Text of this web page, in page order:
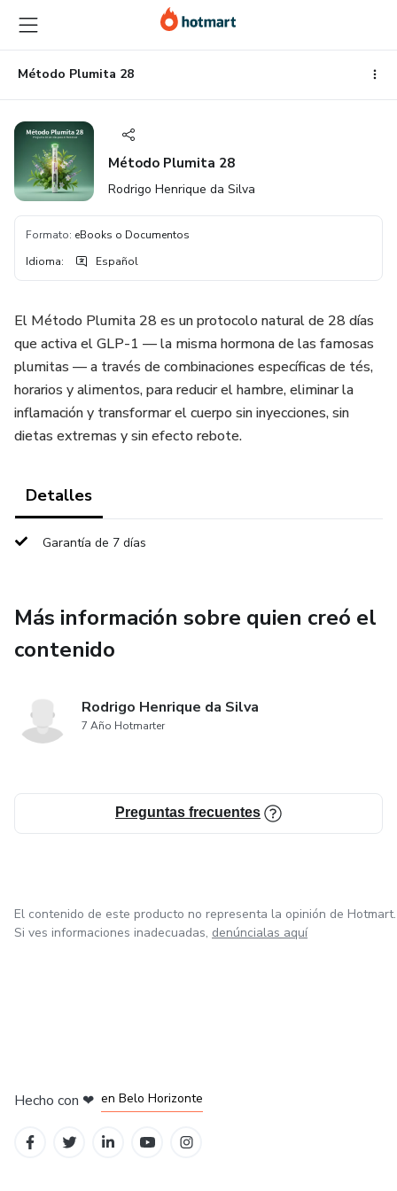
contenido
principal
la
página
de
pie
página
Método Plumita 28
Método Plumita 28
Rodrigo Henrique da Silva
Formato: eBooks o Documentos
Idioma: Español
El Método Plumita 28 es un protocolo natural de 28 días
que activa el GLP-1 — la misma hormona de las famosas
plumitas — a través de combinaciones específicas de tés,
horarios y alimentos, para reducir el hambre, eliminar la
inflamación y transformar el cuerpo sin inyecciones, sin
dietas extremas y sin efecto rebote.
Detalles
Garantía de 7 días
Más información sobre quien creó el
contenido
Rodrigo Henrique da Silva
7 Año Hotmarter
Preguntas frecuentes
El contenido de este producto no representa la opinión de Hotmart.
Si ves informaciones inadecuadas, denúncialas aquí
Hecho con ❤ en Belo Horizonte